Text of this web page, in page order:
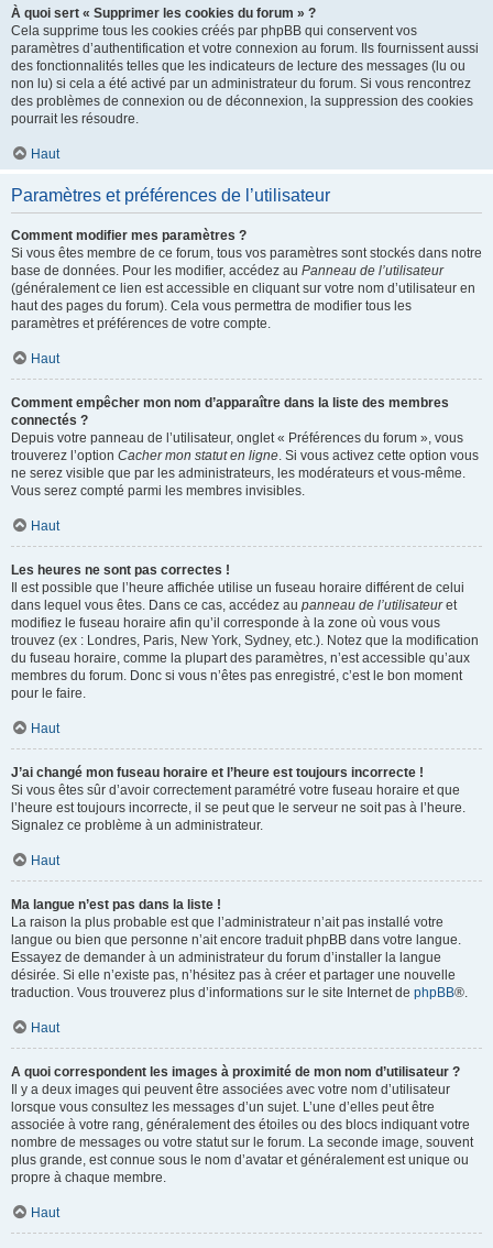
À quoi sert « Supprimer les cookies du forum » ?
Cela supprime tous les cookies créés par phpBB qui conservent vos
paramètres d’authentification et votre connexion au forum. Ils fournissent aussi
des fonctionnalités telles que les indicateurs de lecture des messages (lu ou
non lu) si cela a été activé par un administrateur du forum. Si vous rencontrez
des problèmes de connexion ou de déconnexion, la suppression des cookies
pourrait les résoudre.
Haut
Paramètres et préférences de l’utilisateur
Comment modifier mes paramètres ?
Si vous êtes membre de ce forum, tous vos paramètres sont stockés dans notre
base de données. Pour les modifier, accédez au Panneau de l’utilisateur
(généralement ce lien est accessible en cliquant sur votre nom d’utilisateur en
haut des pages du forum). Cela vous permettra de modifier tous les
paramètres et préférences de votre compte.
Haut
Comment empêcher mon nom d’apparaître dans la liste des membres
connectés ?
Depuis votre panneau de l’utilisateur, onglet « Préférences du forum », vous
trouverez l’option Cacher mon statut en ligne. Si vous activez cette option vous
ne serez visible que par les administrateurs, les modérateurs et vous-même.
Vous serez compté parmi les membres invisibles.
Haut
Les heures ne sont pas correctes !
Il est possible que l’heure affichée utilise un fuseau horaire différent de celui
dans lequel vous êtes. Dans ce cas, accédez au panneau de l’utilisateuret
modifiez le fuseau horaire afin qu’il corresponde à la zone où vous vous
trouvez (ex : Londres, Paris, New York, Sydney, etc.). Notez que la modification
du fuseau horaire, comme la plupart des paramètres, n’est accessible qu’aux
membres du forum. Donc si vous n’êtes pas enregistré, c’est le bon moment
pour le faire.
Haut
J’ai changé mon fuseau horaire et l’heure est toujours incorrecte !
Si vous êtes sûr d’avoir correctement paramétré votre fuseau horaire et que
l’heure est toujours incorrecte, il se peut que le serveur ne soit pas à l’heure.
Signalez ce problème à un administrateur.
Haut
Ma langue n’est pas dans la liste !
La raison la plus probable est que l’administrateur n’ait pas installé votre
langue ou bien que personne n’ait encore traduit phpBB dans votre langue.
Essayez de demander à un administrateur du forum d’installer la langue
désirée. Si elle n’existe pas, n’hésitez pas à créer et partager une nouvelle
traduction. Vous trouverez plus d’informations sur le site Internet de phpBB®.
Haut
A quoi correspondent les images à proximité de mon nom d’utilisateur ?
Il y a deux images qui peuvent être associées avec votre nom d’utilisateur
lorsque vous consultez les messages d’un sujet. L’une d’elles peut être
associée à votre rang, généralement des étoiles ou des blocs indiquant votre
nombre de messages ou votre statut sur le forum. La seconde image, souvent
plus grande, est connue sous le nom d’avatar et généralement est unique ou
propre à chaque membre.
Haut